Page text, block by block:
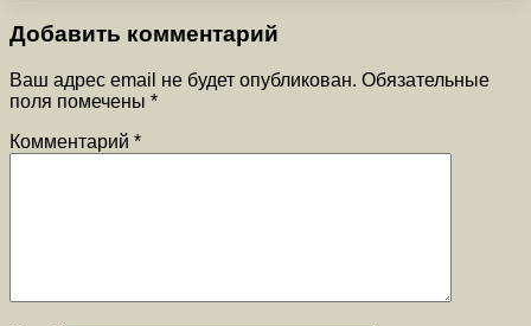
Добавить комментарий
Ваш адрес email не будет опубликован. Обязательные
поля помечены *
Комментарий *